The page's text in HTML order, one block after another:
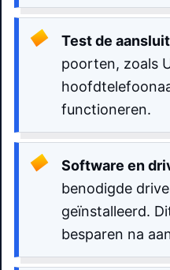
Test de
poorten, zoals
functioneren.
Software en
benodigde
geïnstalleerd.
besparen na